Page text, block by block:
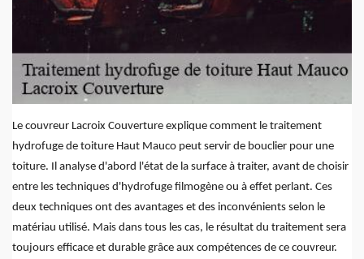
Le couvreur Lacroix Couverture explique comment le traitement
hydrofuge de toiture Haut Mauco peut servir de bouclier pour une
toiture. Il analyse d'abord l'état de la surface à traiter, avant de choisir
entre les techniques d'hydrofuge filmogène ou à effet perlant. Ces
deux techniques ont des avantages et des inconvénients selon le
matériau utilisé. Mais dans tous les cas, le résultat du traitement sera
toujours efficace et durable grâce aux compétences de ce couvreur.